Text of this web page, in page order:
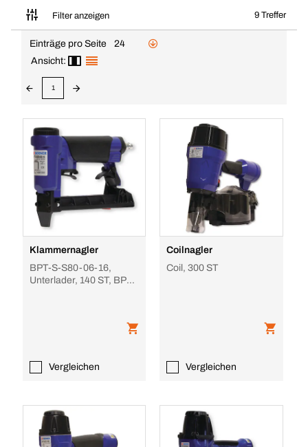
Filter anzeigen 9 Treffer
Einträge pro Seite
24
Ansicht:
1
Klammernagler
BPT-S-S80-06-16,
Unterlader, 140 ST, BPT-
Vergleichen
Coilnagler
Coil, 300 ST
Vergleichen